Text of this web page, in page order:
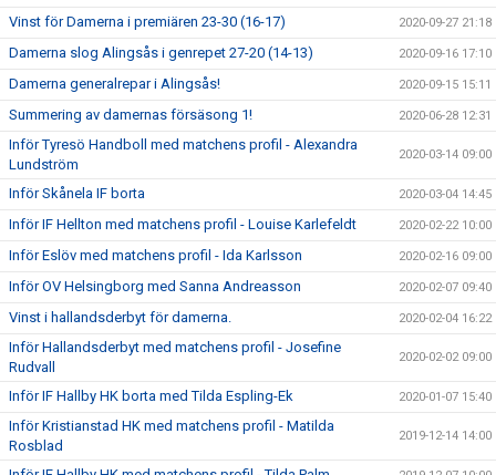
Vinst för Damerna i premiären 23-30 (16-17) 2020-09-27 21:18
Damerna slog Alingsås i genrepet 27-20 (14-13) 2020-09-16 17:10
Damerna generalrepar i Alingsås! 2020-09-15 15:11
Summering av damernas försäsong 1! 2020-06-28 12:31
Inför Tyresö Handboll med matchens profil - Alexandra
Lundström
2020-03-14 09:00
Inför Skånela IF borta 2020-03-04 14:45
Inför IF Hellton med matchens profil - Louise Karlefeldt 2020-02-22 10:00
Inför Eslöv med matchens profil - Ida Karlsson 2020-02-16 09:00
Inför OV Helsingborg med Sanna Andreasson 2020-02-07 09:40
Vinst i hallandsderbyt för damerna. 2020-02-04 16:22
Inför Hallandsderbyt med matchens profil - Josefine
Rudvall
2020-02-02 09:00
Inför IF Hallby HK borta med Tilda Espling-Ek 2020-01-07 15:40
Inför Kristianstad HK med matchens profil - Matilda
Rosblad
2019-12-14 14:00